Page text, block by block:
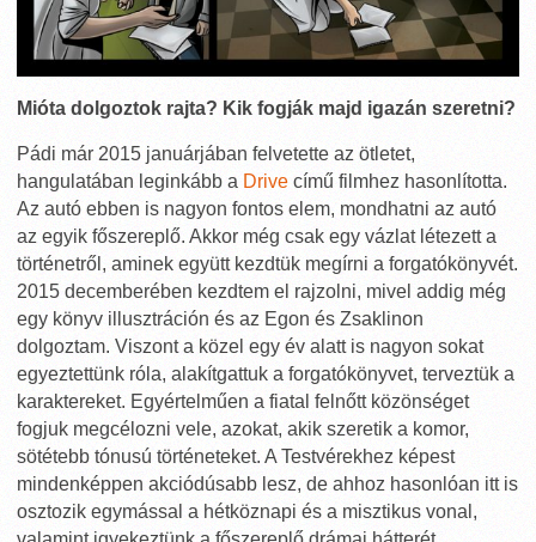
Mióta dolgoztok rajta? Kik fogják majd igazán szeretni?
Pádi már 2015 januárjában felvetette az ötletet,
hangulatában leginkább a Drive című filmhez hasonlította.
Az autó ebben is nagyon fontos elem, mondhatni az autó
az egyik főszereplő. Akkor még csak egy vázlat létezett a
történetről, aminek együtt kezdtük megírni a forgatókönyvét.
2015 decemberében kezdtem el rajzolni, mivel addig még
egy könyv illusztráción és az Egon és Zsaklinon
dolgoztam. Viszont a közel egy év alatt is nagyon sokat
egyeztettünk róla, alakítgattuk a forgatókönyvet, terveztük a
karaktereket. Egyértelműen a fiatal felnőtt közönséget
fogjuk megcélozni vele, azokat, akik szeretik a komor,
sötétebb tónusú történeteket. A Testvérekhez képest
mindenképpen akciódúsabb lesz, de ahhoz hasonlóan itt is
osztozik egymással a hétköznapi és a misztikus vonal,